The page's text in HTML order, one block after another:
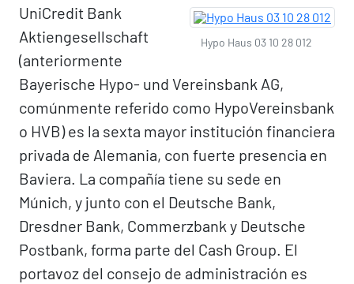
Hypo Haus 03 10 28 012
UniCredit Bank
Aktiengesellschaft
(anteriormente
Bayerische Hypo- und Vereinsbank AG,
comúnmente referido como HypoVereinsbank
o HVB) es la sexta mayor institución financiera
privada de Alemania, con fuerte presencia en
Baviera. La compañía tiene su sede en
Múnich, y junto con el Deutsche Bank,
Dresdner Bank, Commerzbank y Deutsche
Postbank, forma parte del Cash Group. El
portavoz del consejo de administración es